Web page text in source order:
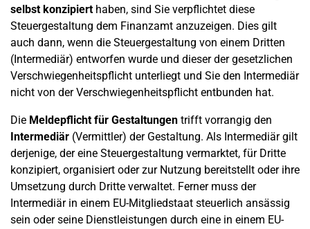
selbst konzipierthaben, sind Sie verpflichtet diese
Steuergestaltung dem Finanzamt anzuzeigen. Dies gilt
auch dann, wenn die Steuergestaltung von einem Dritten
(Intermediär) entworfen wurde und dieser der gesetzlichen
Verschwiegenheitspflicht unterliegt und Sie den Intermediär
nicht von der Verschwiegenheitspflicht entbunden hat.
Die Meldepflicht für Gestaltungen trifft vorrangig den
Intermediär (Vermittler) der Gestaltung. Als Intermediär gilt
derjenige, der eine Steuergestaltung vermarktet, für Dritte
konzipiert, organisiert oder zur Nutzung bereitstellt oder ihre
Umsetzung durch Dritte verwaltet. Ferner muss der
Intermediär in einem EU-Mitgliedstaat steuerlich ansässig
sein oder seine Dienstleistungen durch eine in einem EU-